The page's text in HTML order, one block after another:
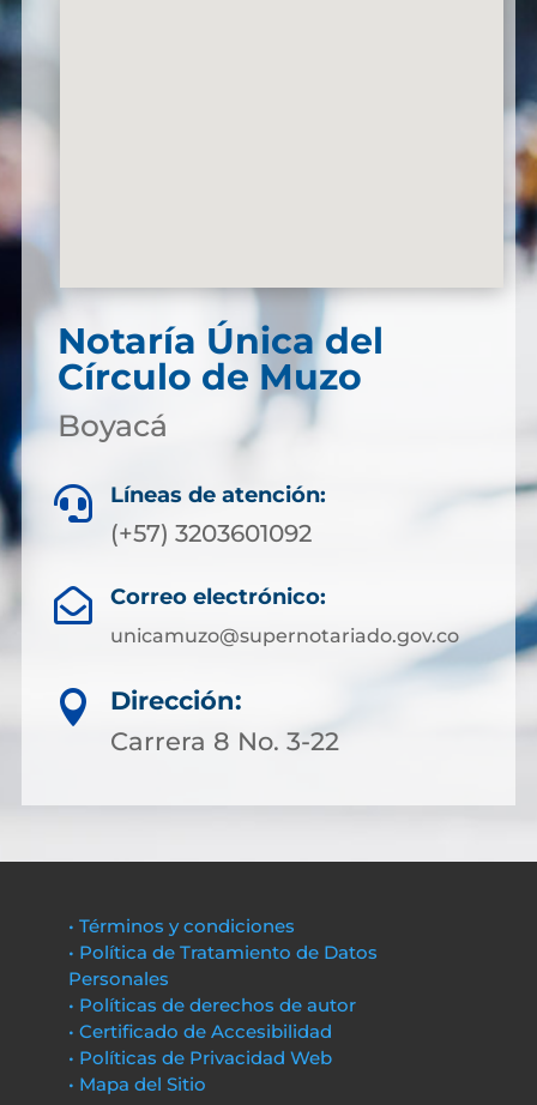
Notaría Única del
Círculo de Muzo
Boyacá
 Líneas de atención:
(+57) 3203601092
 Correo electrónico:
unicamuzo@supernotariado.gov.co

Dirección:
Carrera 8 No. 3-22
• Términos y condiciones
• Política de Tratamiento de Datos
Personales
• Políticas de derechos de autor
• Certificado de Accesibilidad
• Políticas de Privacidad Web
• Mapa del Sitio